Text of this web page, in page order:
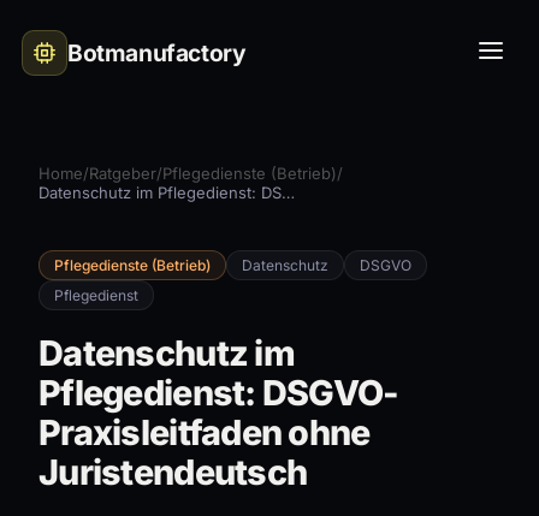
Botmanufactory
Home/Ratgeber/Pflegedienste (Betrieb)/
Datenschutz im Pflegedienst: DSGVO-Praxisleitfaden ohne Juristendeutsch
Pflegedienste (Betrieb) Datenschutz
DSGVO
Pflegedienst
Datenschutz im
Pflegedienst: DSGVO-
Praxisleitfaden ohne
Juristendeutsch